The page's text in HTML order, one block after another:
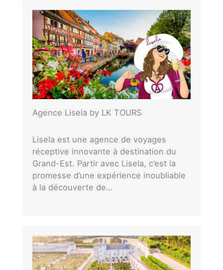
Agence Lisela by LK TOURS
Lisela est une agence de voyages
réceptive innovante à destination du
Grand-Est. Partir avec Lisela, c’est la
promesse d’une expérience inoubliable
à la découverte de…